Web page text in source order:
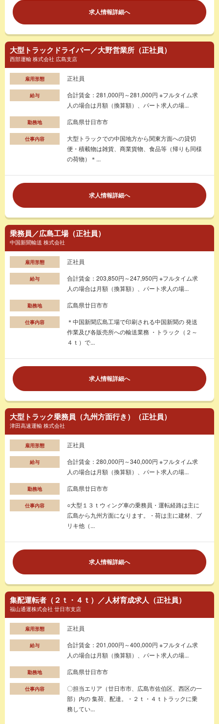
求人情報詳細へ
大型トラックドライバー／大野営業所（正社員）
西部運輸 株式会社 広島支店
雇用形態 正社員
給与
合計賃金：281,000円～281,000円 ※フルタイム求
人の場合は月額（換算額）、パート求人の場...
勤務地 広島県廿日市市
仕事内容
大型トラックでの中国地方から関東方面への貸切
便・積載物は雑貨、商業貨物、食品等（帰りも同様
の荷物）＊...
求人情報詳細へ
乗務員／広島工場（正社員）
中国新聞輸送 株式会社
雇用形態 正社員
給与
合計賃金：203,850円～247,950円 ※フルタイム求
人の場合は月額（換算額）、パート求人の場...
勤務地 広島県廿日市市
仕事内容
＊中国新聞広島工場で印刷される中国新聞の 発送
作業及び各販売所への輸送業務 ・トラック（２～
４ｔ）で...
求人情報詳細へ
大型トラック乗務員（九州方面行き）（正社員）
津田高速運輸 株式会社
雇用形態 正社員
給与
合計賃金：280,000円～340,000円 ※フルタイム求
人の場合は月額（換算額）、パート求人の場...
勤務地 広島県廿日市市
仕事内容
○大型１３ｔウィング車の乗務員・運転経路は主に
広島から九州方面になります。・荷は主に建材、ブ
リキ他（...
求人情報詳細へ
集配運転者（２ｔ・４ｔ）／人材育成求人（正社員）
福山通運株式会社 廿日市支店
雇用形態 正社員
給与
合計賃金：201,000円～400,000円 ※フルタイム求
人の場合は月額（換算額）、パート求人の場...
勤務地 広島県廿日市市
仕事内容
〇担当エリア（廿日市市、広島市佐伯区、西区の一
部）内の 集荷、配達。・２ｔ・４ｔトラックに乗
務してい...